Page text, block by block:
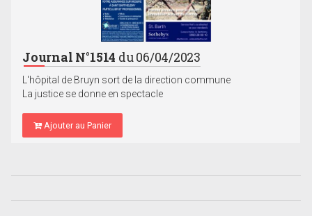
Journal N°1514 du 06/04/2023
L'hôpital de Bruyn sort de la direction commune
La justice se donne en spectacle
Ajouter au Panier